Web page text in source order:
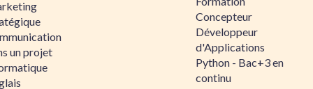
un projet
Concepteur
Développeur
d'Applications
Python - Bac+3 en
continu